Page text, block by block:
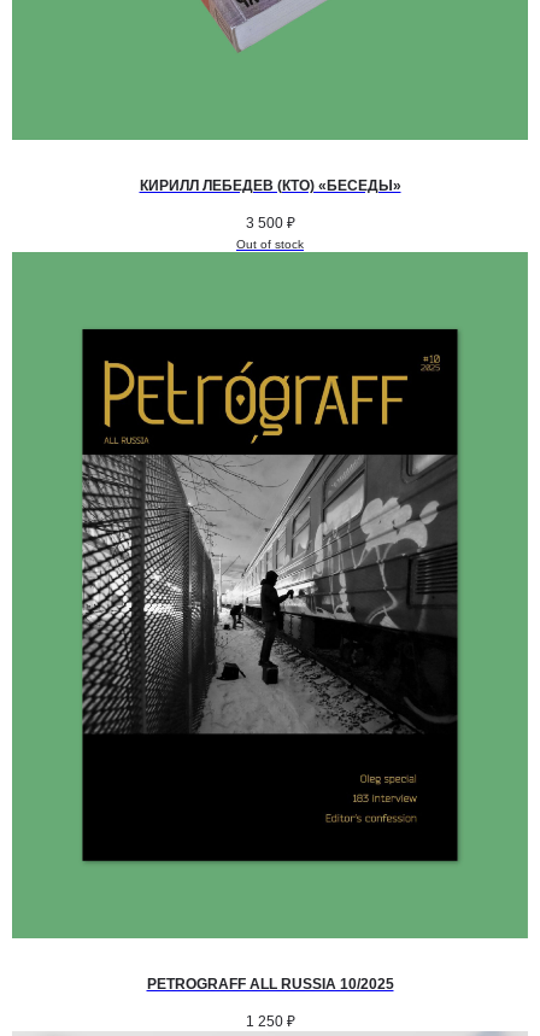
КИРИЛЛ ЛЕБЕДЕВ (КТО) «БЕСЕДЫ»
3 500 ₽
Out of stock
PETROGRAFF ALL RUSSIA 10/2025
1 250 ₽